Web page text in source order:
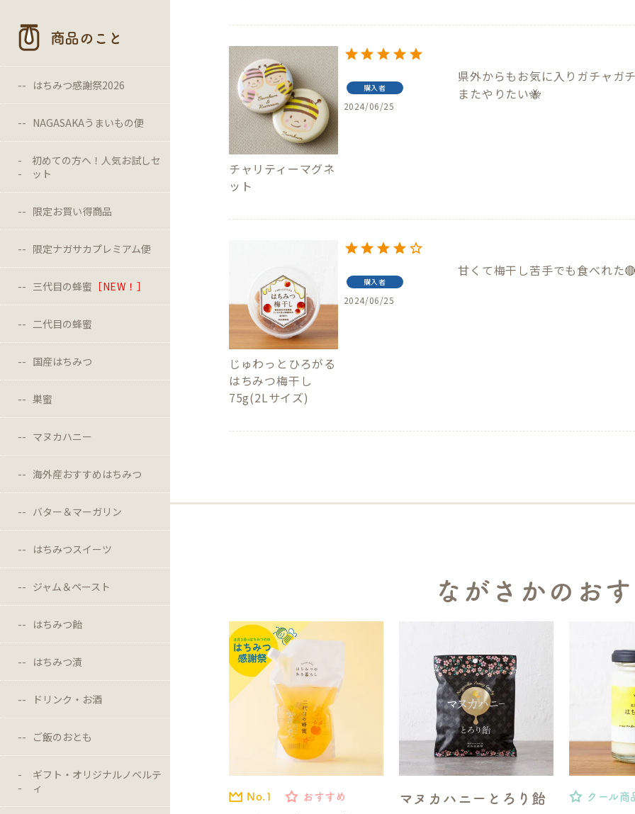
商品のこと
はちみつ感謝祭2026
NAGASAKAうまいもの便
初めての方へ！人気お試しセ
ット
限定お買い得商品
限定ナガサカプレミアム便
三代目の蜂蜜 ［NEW！］
二代目の蜂蜜
国産はちみつ
巣蜜
マヌカハニー
海外産おすすめはちみつ
バター＆マーガリン
はちみつスイーツ
ジャム＆ペースト
はちみつ飴
はちみつ漬
ドリンク・お酒
ご飯のおとも
ギフト・オリジナルノベルテ
ィ
チャリティーマグネ
ット
購入者
2024/06/25
県外からもお気に入りガチャガ
またやりたい🐝
じゅわっとひろがる
はちみつ梅干し
75g(2Lサイズ)
購入者
2024/06/25
甘くて梅干し苦手でも食べれ
ながさかのお
No.1 おすすめ マヌカハニーとろり飴 クール商